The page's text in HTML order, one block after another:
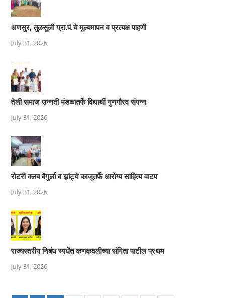
अणसुर, तुळसुली ग्रा.पं.चे मूल्यमापन व प्रत्यक्ष पाहणी
July 31, 2026
तेली समाज उन्नती मंडळातर्फे विद्यार्थी गुणगौरव संपन्न
July 31, 2026
रोटरी क्लब वेंगुर्ला व झांट्ये काजूतर्फे आरोग्य साहित्य वाटप
July 31, 2026
राज्यस्तरीय निबंध स्पर्धेत कणकवलीच्या संगिता पाटील प्रथम
July 31, 2026